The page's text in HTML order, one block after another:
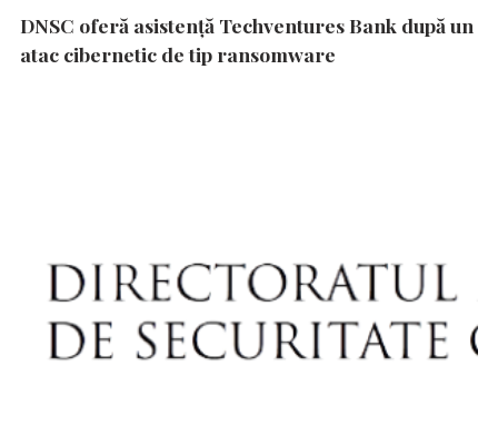
DNSC oferă asistență Techventures Bank după un
atac cibernetic de tip ransomware